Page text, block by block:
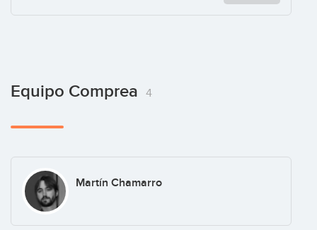
Equipo Comprea 4
Martín Chamarro